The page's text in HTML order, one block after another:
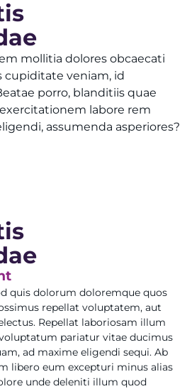
mollitia dolores obcaecati
cupiditate veniam, id
porro, blanditiis quae
labore rem
assumenda asperiores?
quis dolorum doloremque quos
repellat voluptatem, aut
Repellat laboriosam illum
pariatur vitae ducimus
ad maxime eligendi sequi. Ab
libero eum excepturi minus alias
unde deleniti illum quod